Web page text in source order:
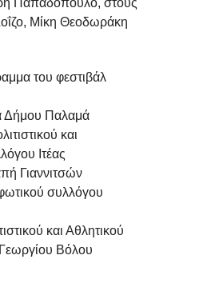
Παπαδόπουλο, στους
Μίκη Θεοδωράκη
του φεστιβάλ
Δήμου Παλαμά
και
Ιτέας
Γιαννιτσών
συλλόγου
και Αθλητικού
Βόλου